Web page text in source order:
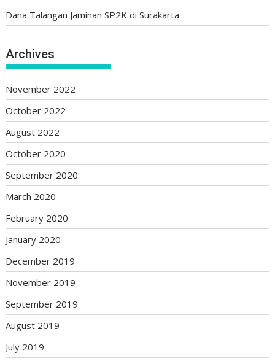
Dana Talangan Jaminan SP2K di Surakarta
Archives
November 2022
October 2022
August 2022
October 2020
September 2020
March 2020
February 2020
January 2020
December 2019
November 2019
September 2019
August 2019
July 2019